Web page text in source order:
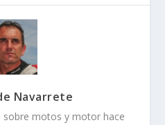
Navarrete
sobre motos y motor hace